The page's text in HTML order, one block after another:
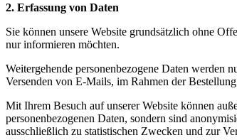
2. Erfassung von Daten
Sie können unsere Website grundsätzlich ohne
nur informieren möchten.
Weitergehende personenbezogene Daten werden
Versenden von E-Mails, im Rahmen der
Mit Ihrem Besuch auf unserer Website können
personenbezogenen Daten, sondern sind
ausschließlich zu statistischen Zwecken und zur